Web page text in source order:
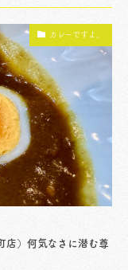
カレーですよ。
）何気なさに潜む尊